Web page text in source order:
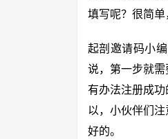
填写呢？很简单
起剖邀请码小
说，第一步就
有办法注册成
以，小伙伴们
好的。